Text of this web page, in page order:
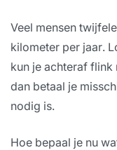
Veel mensen
kilometer per jaar.
kun je achteraf flink
dan betaal je
nodig is.
Hoe bepaal je nu